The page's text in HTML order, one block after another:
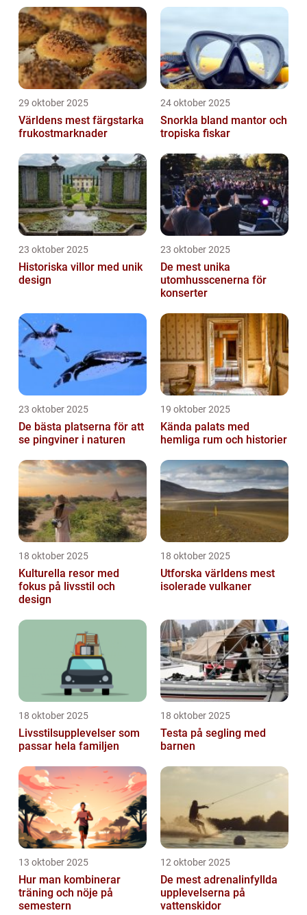
29 oktober 2025
Världens mest färgstarka
frukostmarknader
24 oktober 2025
Snorkla bland mantor och
tropiska fiskar
23 oktober 2025
Historiska villor med unik
design
23 oktober 2025
De mest unika
utomhusscenerna för
konserter
23 oktober 2025
De bästa platserna för att
se pingviner i naturen
19 oktober 2025
Kända palats med
hemliga rum och historier
18 oktober 2025
Kulturella resor med
fokus på livsstil och
design
18 oktober 2025
Utforska världens mest
isolerade vulkaner
18 oktober 2025
Livsstilsupplevelser som
passar hela familjen
18 oktober 2025
Testa på segling med
barnen
13 oktober 2025
Hur man kombinerar
träning och nöje på
semestern
12 oktober 2025
De mest adrenalinfyllda
upplevelserna på
vattenskidor